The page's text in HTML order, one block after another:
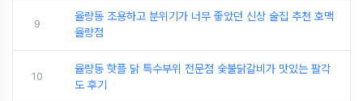
9
율량동 조용하고 분위기가 너무 좋았던 신상 술집 추천 호맥
율량점
10
율량동 핫플 닭 특수부위 전문점 숯불닭갈비가 맛있는 팔각
도 후기